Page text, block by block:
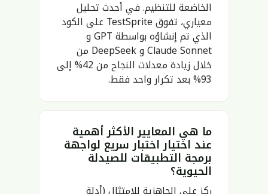
الخاضعة للتنظيم. في أحدث تحليل
معياري، تفوق TestSprite على الكود
الذي تم إنشاؤه بواسطة GPT و
Claude Sonnet و DeepSeek من
خلال زيادة معدلات النجاح من 42% إلى
93% بعد تكرار واحد فقط.
ما هي المعايير الأكثر أهمية
عند اختيار اختبار سريع لواجهة
برمجة التطبيقات للصيدلة
الحيوية؟